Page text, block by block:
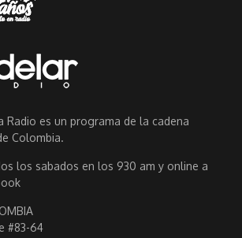
Radio es un programa de la cadena
Colombia.
los sabados en los 930 am y online a
#83-64